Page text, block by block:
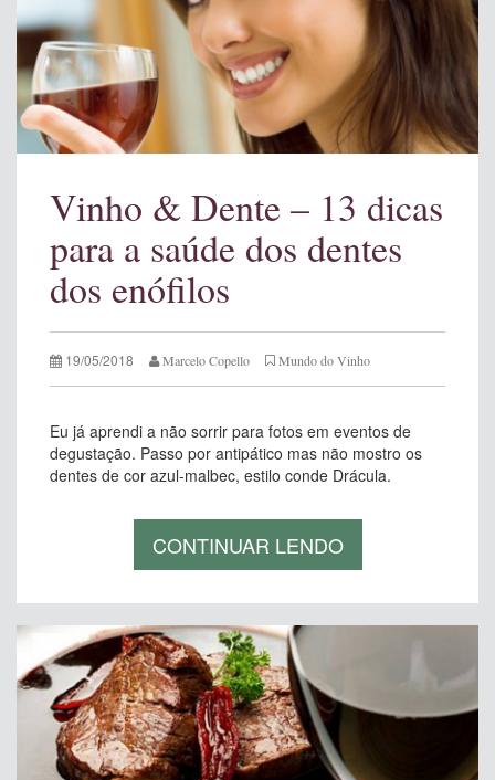
Vinho & Dente – 13 dicas
para a saúde dos dentes
dos enófilos
19/05/2018 Marcelo Copello Mundo do Vinho
Eu já aprendi a não sorrir para fotos em eventos de
degustação. Passo por antipático mas não mostro os
dentes de cor azul-malbec, estilo conde Drácula.
CONTINUAR LENDO